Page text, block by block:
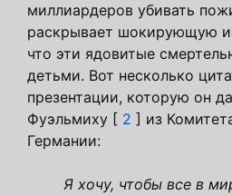
миллиардеров убивать
раскрывает шокирующую
что эти ядовитые
детьми. Вот несколько
презентации, которую он
Фуэльмиху [ 2 ] из
Германии:
Я хочу, чтобы все в